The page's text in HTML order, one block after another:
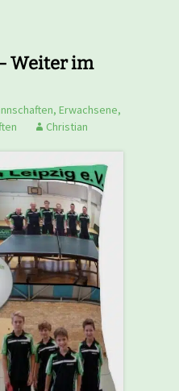
Weiter im
, Erwachsene,
Christian